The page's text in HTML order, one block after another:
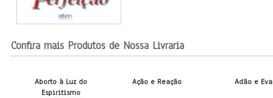
Confira mais Produtos de Nossa Livraria
Aborto à Luz do
Espiritismo
Ação e Reação Adão e Eva